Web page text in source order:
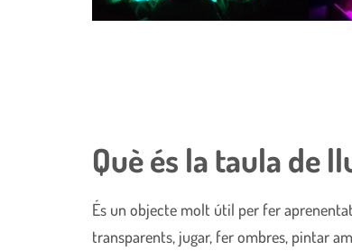
Què és la taula de
És un objecte molt útil per fer
transparents, jugar, fer ombres, pintar